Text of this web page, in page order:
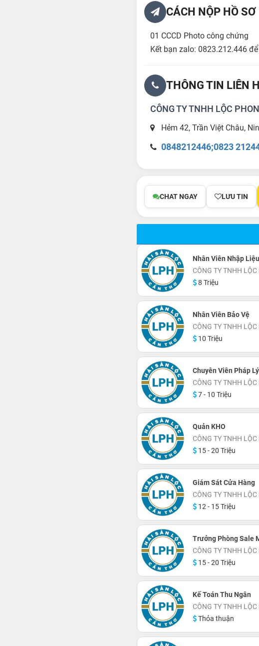
CÁCH NỘP HỒ SƠ
01 CCCD Photo công chứng
Kết bạn zalo: 0823.212.446
THÔNG TIN LIÊN
CÔNG TY TNHH LỘC
Hẻm 42, Trần Việt Châu,
0848212446;0823
CHAT NGAY LƯU TIN
Nhân Viên Nhập
CÔNG TY TNHH
8 Triệu
Nhân Viên Bảo Vệ
CÔNG TY TNHH
10 Triệu
Chuyên Viên Pháp Lý
CÔNG TY TNHH
7 - 10 Triệu
Quản KHO
CÔNG TY TNHH
15 - 20 Triệu
Giám Sát Cửa Hàng
CÔNG TY TNHH
12 - 15 Triệu
Trưởng Phòng Sale
CÔNG TY TNHH
15 - 20 Triệu
Kế Toán Thu Ngân
CÔNG TY TNHH
Thỏa thuận